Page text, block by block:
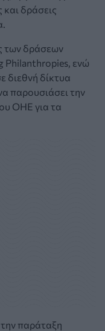
δράσεις
των δράσεων
Philanthropies, ενώ
διεθνή δίκτυα
παρουσιάσει την
ΟΗΕ για τα
παράταξη